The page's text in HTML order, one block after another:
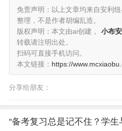
免责声明：以上文章均来自安利
整理，不是作者胡编乱造。
版权声明：本文由ai创建，
小布
转载请注明出处。
扫码可直接手机访问。
本文链接： https://
分享给朋友：
“备考复习总是记不住？学